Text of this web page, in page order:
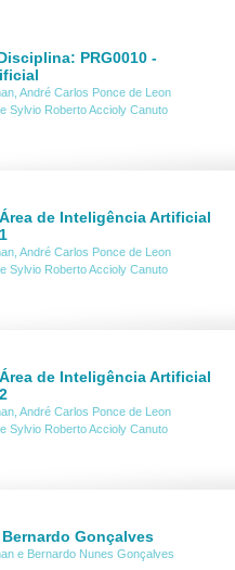
PRG0010 -
André Carlos Ponce de Leon
Sylvio Roberto Accioly Canuto
de Inteligência Artificial
André Carlos Ponce de Leon
Sylvio Roberto Accioly Canuto
de Inteligência Artificial
André Carlos Ponce de Leon
Sylvio Roberto Accioly Canuto
Gonçalves
e Bernardo Nunes Gonçalves